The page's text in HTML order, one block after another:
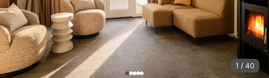
1 / 40